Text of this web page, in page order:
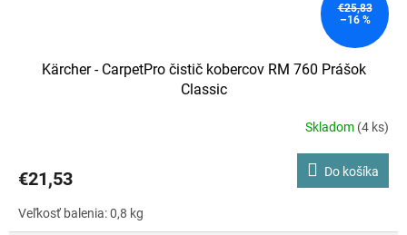
€25,83
–16 %
Kärcher - CarpetPro čistič kobercov RM 760 Prášok
Classic
je
z
Skladom (4 ks)
€21,53 Do košíka
Veľkosť balenia: 0,8 kg